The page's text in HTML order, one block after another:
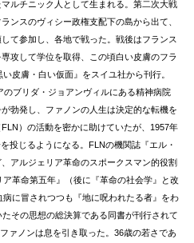
ルチニック人として生まれる。第二次大戦
ンスのヴィシー政権支配下の島から出て、
て参加し、各地で戦った。戦後はフランス
攻して学位を取得、この頃白い皮膚のフラ
皮膚・白い仮面』をスイユ社から刊行。
ブリダ・ジョアンヴィルにある精神病院
勃発し、ファノンの人生は決定的な転機を
）の活動を密かに助けていたが、1957年
投じるようになる。FLNの機関誌『エル・
アルジェリア革命のスポークスマン的役割
革命第五年』（後に『革命の社会学』と改
に冒されつつも『地に呪われたる者』をわ
その思想の総決算である同書が刊行されて
ァノンは息を引き取った。36歳の若さであ